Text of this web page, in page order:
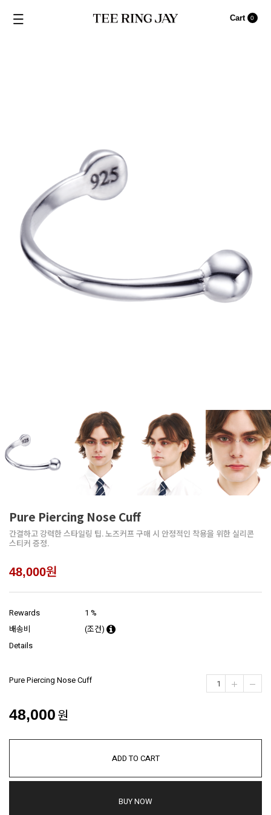
Cart 0
Pure Piercing Nose Cuff
간결하고 강력한 스타일링 팁. 노즈커프 구매 시 안정적인 착용을 위한 실리콘
스티커 증정.
48,000원
Rewards
1 %
배송비
(조건)
Details
Pure Piercing Nose Cuff
48,000원
ADD TO CART
BUY NOW